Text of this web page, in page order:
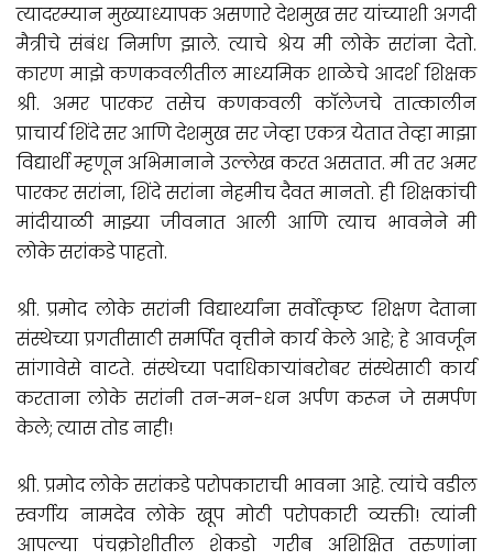
त्यादरम्यान मुख्याध्यापक असणारे देशमुख सर यांच्याशी अगदी
मैत्रीचे संबंध निर्माण झाले. त्याचे श्रेय मी लोके सरांना देतो.
कारण माझे कणकवलीतील माध्यमिक शाळेचे आदर्श शिक्षक
श्री. अमर पारकर तसेच कणकवली कॉलेजचे तात्कालीन
प्राचार्य शिंदे सर आणि देशमुख सर जेव्हा एकत्र येतात तेव्हा माझा
विद्यार्थी म्हणून अभिमानाने उल्लेख करत असतात. मी तर अमर
पारकर सरांना, शिंदे सरांना नेहमीच दैवत मानतो. ही शिक्षकांची
मांदीयाळी माझ्या जीवनात आली आणि त्याच भावनेने मी
लोके सरांकडे पाहतो.
श्री. प्रमोद लोके सरांनी विद्यार्थ्यांना सर्वोत्कृष्ट शिक्षण देताना
संस्थेच्या प्रगतीसाठी समर्पित वृत्तीने कार्य केले आहे; हे आवर्जून
सांगावेसे वाटते. संस्थेच्या पदाधिकाऱ्यांबरोबर संस्थेसाठी कार्य
करताना लोके सरांनी तन-मन-धन अर्पण करून जे समर्पण
केले; त्यास तोड नाही!
श्री. प्रमोद लोके सरांकडे परोपकाराची भावना आहे. त्यांचे वडील
स्वर्गीय नामदेव लोके खूप मोठी परोपकारी व्यक्ती! त्यांनी
आपल्या पंचक्रोशीतील शेकडो गरीब अशिक्षित तरुणांना